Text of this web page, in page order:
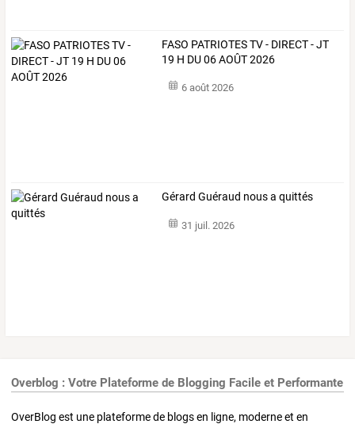
FASO PATRIOTES TV - DIRECT - JT
19 H DU 06 AOÛT 2026
6 août 2026
Gérard Guéraud nous a quittés
31 juil. 2026
Overblog : Votre Plateforme de Blogging Facile et Performante
OverBlog est une plateforme de blogs en ligne, moderne et en